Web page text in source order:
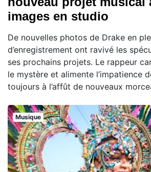
images en studio
De nouvelles photos de Drake en
d’enregistrement ont ravivé les
ses prochains projets. Le rappeur
le mystère et alimente l’impatience
toujours à l’affût de nouveaux
Musique